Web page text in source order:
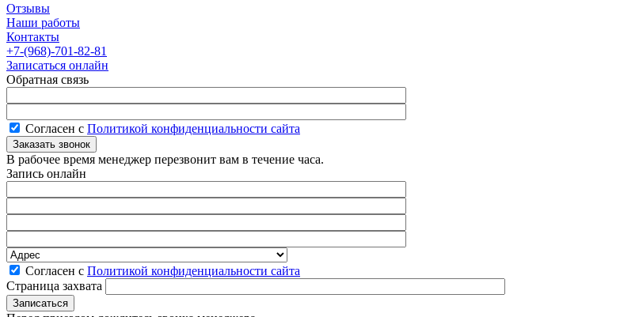
Отзывы
Наши работы
Контакты
+7-(968)-701-82-81
Записаться онлайн
Обратная связь
Согласен с Политикой конфиденциальности сайта
В рабочее время менеджер перезвонит вам в течение часа.
Запись онлайн
Согласен с Политикой конфиденциальности сайта
Страница захвата